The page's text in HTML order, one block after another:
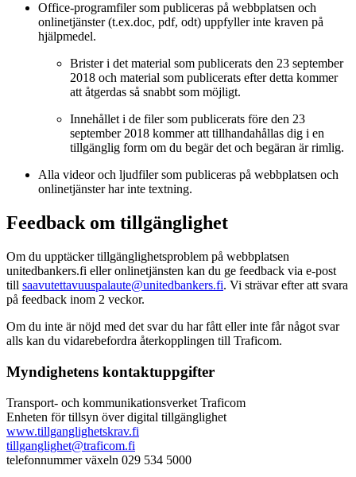
Office-programfiler som publiceras på webbplatsen och
onlinetjänster (t.ex.doc, pdf, odt) uppfyller inte kraven på
hjälpmedel.
Brister i det material som publicerats den 23 september
2018 och material som publicerats efter detta kommer
att åtgerdas så snabbt som möjligt.
Innehållet i de filer som publicerats före den 23
september 2018 kommer att tillhandahållas dig i en
tillgänglig form om du begär det och begäran är rimlig.
Alla videor och ljudfiler som publiceras på webbplatsen och
onlinetjänster har inte textning.
Feedback om tillgänglighet
Om du upptäcker tillgänglighetsproblem på webbplatsen
unitedbankers.fi eller onlinetjänsten kan du ge feedback via e-post
till saavutettavuuspalaute@unitedbankers.fi. Vi strävar efter att svara
på feedback inom 2 veckor.
Om du inte är nöjd med det svar du har fått eller inte får något svar
alls kan du vidarebefordra återkopplingen till Traficom.
Myndighetens kontaktuppgifter
Transport- och kommunikationsverket Traficom
Enheten för tillsyn över digital tillgänglighet
www.tillganglighetskrav.fi
tillganglighet@traficom.fi
telefonnummer växeln 029 534 5000